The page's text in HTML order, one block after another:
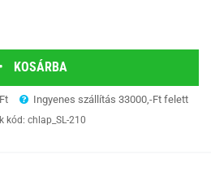
KOSÁRBA
Ingyenes szállítás 33000,-Ft felett
kód: chlap_SL-210